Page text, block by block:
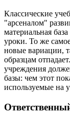
Классические
"арсеналом"
материальная
уроки. То же
новые вариации,
образцам
учреждения
базы: чем этот
используемые на